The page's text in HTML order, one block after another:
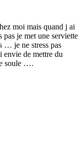
moi mais quand j ai
pas je met une serviette
… je ne stress pas
envie de mettre du
soule ….